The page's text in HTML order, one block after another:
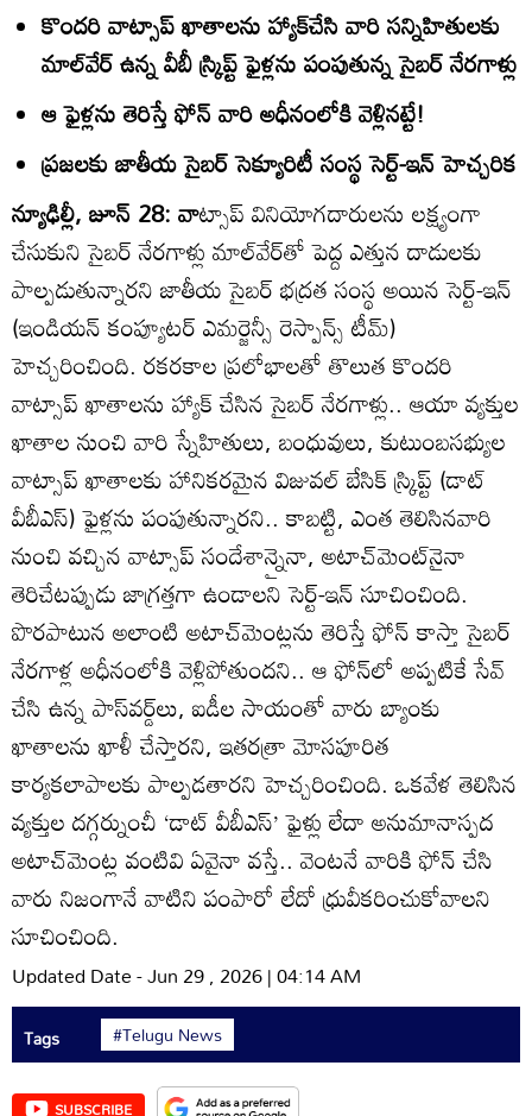
కొందరి వాట్సాప్‌ ఖాతాలను హ్యాక్‌చేసి వారి సన్నిహితులకు
మాల్‌వేర్‌ ఉన్న వీబీ స్ర్కిప్ట్‌ ఫైళ్లను పంపుతున్న సైబర్‌ నేరగాళ్లు
ఆ ఫైళ్లను తెరిస్తే ఫోన్‌ వారి అధీనంలోకి వెళ్లినట్టే!
ప్రజలకు జాతీయ సైబర్‌ సెక్యూరిటీ సంస్థ సెర్ట్‌-ఇన్‌ హెచ్చరిక
న్యూఢిల్లీ, జూన్‌ 28: వాట్సాప్‌ వినియోగదారులను లక్ష్యంగా
చేసుకుని సైబర్‌ నేరగాళ్లు మాల్‌వేర్‌తో పెద్ద ఎత్తున దాడులకు
పాల్పడుతున్నారని జాతీయ సైబర్‌ భద్రత సంస్థ అయిన సెర్ట్‌-ఇన్‌
(ఇండియన్‌ కంప్యూటర్‌ ఎమర్జెన్సీ రెస్పాన్స్‌ టీమ్‌)
హెచ్చరించింది. రకరకాల ప్రలోభాలతో తొలుత కొందరి
వాట్సాప్‌ ఖాతాలను హ్యాక్‌ చేసిన సైబర్‌ నేరగాళ్లు.. ఆయా వ్యక్తుల
ఖాతాల నుంచి వారి స్నేహితులు, బంధువులు, కుటుంబసభ్యుల
వాట్సాప్‌ ఖాతాలకు హానికరమైన విజువల్‌ బేసిక్‌ స్ర్కిప్ట్‌ (డాట్‌
వీబీఎస్‌) ఫైళ్లను పంపుతున్నారని.. కాబట్టి, ఎంత తెలిసినవారి
నుంచి వచ్చిన వాట్సాప్‌ సందేశాన్నైనా, అటాచ్‌మెంట్‌నైనా
తెరిచేటప్పుడు జాగ్రత్తగా ఉండాలని సెర్ట్‌-ఇన్‌ సూచించింది.
పొరపాటున అలాంటి అటాచ్‌మెంట్లను తెరిస్తే ఫోన్‌ కాస్తా సైబర్‌
నేరగాళ్ల అధీనంలోకి వెళ్లిపోతుందని.. ఆ ఫోన్‌లో అప్పటికే సేవ్‌
చేసి ఉన్న పాస్‌వర్డ్‌లు, ఐడీల సాయంతో వారు బ్యాంకు
ఖాతాలను ఖాళీ చేస్తారని, ఇతరత్రా మోసపూరిత
కార్యకలాపాలకు పాల్పడతారని హెచ్చరించింది. ఒకవేళ తెలిసిన
వ్యక్తుల దగ్గర్నుంచీ ‘డాట్‌ వీబీఎస్‌’ ఫైళ్లు లేదా అనుమానాస్పద
అటాచ్‌మెంట్ల వంటివి ఏవైనా వస్తే.. వెంటనే వారికి ఫోన్‌ చేసి
వారు నిజంగానే వాటిని పంపారో లేదో ధ్రువీకరించుకోవాలని
సూచించింది.
Updated Date - Jun 29 , 2026 | 04:14 AM
Tags #Telugu News
SUBSCRIBE